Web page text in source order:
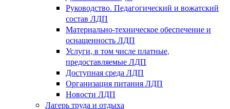
Руководство. Педагогический и вожатский
состав ЛДП
Материально-техническое обеспечение и
оснащенность ЛДП
Услуги, в том числе платные,
предоставляемые ЛДП
Доступная среда ЛДП
Организация питания ЛДП
Новости ЛДП
Лагерь труда и отдыха